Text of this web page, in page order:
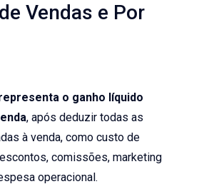
Vendas e Por
o ganho líquido
, após deduzir todas as
à venda, como custo de
comissões, marketing
operacional.